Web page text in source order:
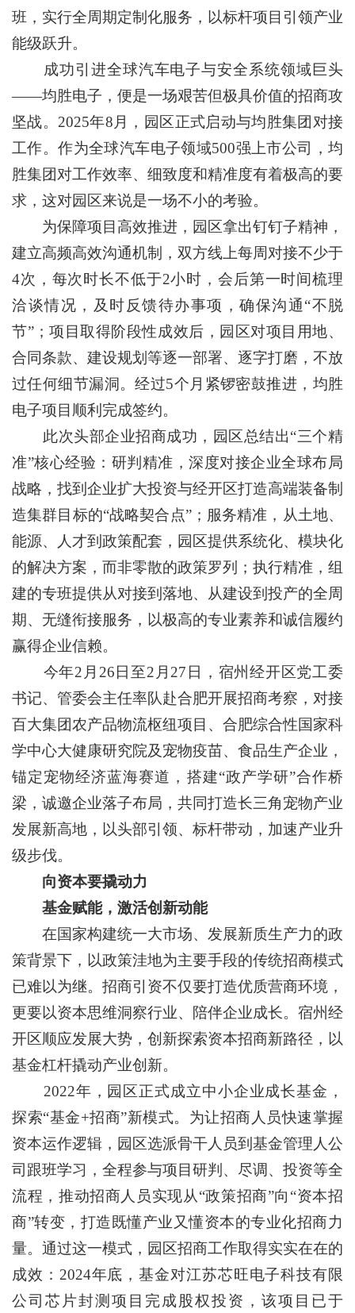
班，实行全周期定制化服务，以标杆项目引领产业
能级跃升。
成功引进全球汽车电子与安全系统领域巨头
——均胜电子，便是一场艰苦但极具价值的招商攻
坚战。2025年8月，园区正式启动与均胜集团对接
工作。作为全球汽车电子领域500强上市公司，均
胜集团对工作效率、细致度和精准度有着极高的要
求，这对园区来说是一场不小的考验。
为保障项目高效推进，园区拿出钉钉子精神，
建立高频高效沟通机制，双方线上每周对接不少于
4次，每次时长不低于2小时，会后第一时间梳理
洽谈情况，及时反馈待办事项，确保沟通“不脱
节”；项目取得阶段性成效后，园区对项目用地、
合同条款、建设规划等逐一部署、逐字打磨，不放
过任何细节漏洞。经过5个月紧锣密鼓推进，均胜
电子项目顺利完成签约。
此次头部企业招商成功，园区总结出“三个精
准”核心经验：研判精准，深度对接企业全球布局
战略，找到企业扩大投资与经开区打造高端装备制
造集群目标的“战略契合点”；服务精准，从土地、
能源、人才到政策配套，园区提供系统化、模块化
的解决方案，而非零散的政策罗列；执行精准，组
建的专班提供从对接到落地、从建设到投产的全周
期、无缝衔接服务，以极高的专业素养和诚信履约
赢得企业信赖。
今年2月26日至2月27日，宿州经开区党工委
书记、管委会主任率队赴合肥开展招商考察，对接
百大集团农产品物流枢纽项目、合肥综合性国家科
学中心大健康研究院及宠物疫苗、食品生产企业，
锚定宠物经济蓝海赛道，搭建“政产学研”合作桥
梁，诚邀企业落子布局，共同打造长三角宠物产业
发展新高地，以头部引领、标杆带动，加速产业升
级步伐。
向资本要撬动力
基金赋能，激活创新动能
在国家构建统一大市场、发展新质生产力的政
策背景下，以政策洼地为主要手段的传统招商模式
已难以为继。招商引资不仅要打造优质营商环境，
更要以资本思维洞察行业、陪伴企业成长。宿州经
开区顺应发展大势，创新探索资本招商新路径，以
基金杠杆撬动产业创新。
2022年，园区正式成立中小企业成长基金，
探索“基金+招商”新模式。为让招商人员快速掌握
资本运作逻辑，园区选派骨干人员到基金管理人公
司跟班学习，全程参与项目研判、尽调、投资等全
流程，推动招商人员实现从“政策招商”向“资本招
商”转变，打造既懂产业又懂资本的专业化招商力
量。通过这一模式，园区招商工作取得实实在在的
成效：2024年底，基金对江苏芯旺电子科技有限
公司芯片封测项目完成股权投资，该项目已于